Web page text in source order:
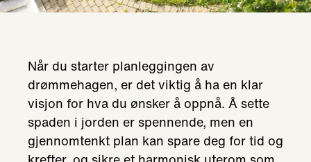
Når du starter planleggingen av
drømmehagen, er det viktig å ha en klar
visjon for hva du ønsker å oppnå. Å sette
spaden i jorden er spennende, men en
gjennomtenkt plan kan spare deg for tid og